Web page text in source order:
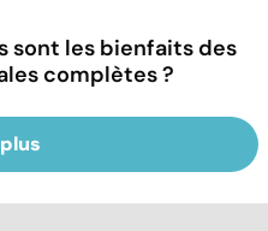
sont les bienfaits des
complètes ?